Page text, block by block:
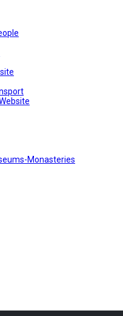
Monasteries